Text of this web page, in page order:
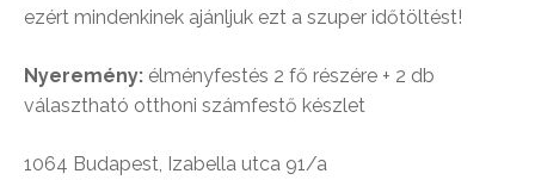
ezért mindenkinek ajánljuk ezt a szuper időtöltést!
Nyeremény: élményfestés 2 fő részére + 2 db
választható otthoni számfestő készlet
1064 Budapest, Izabella utca 91/a